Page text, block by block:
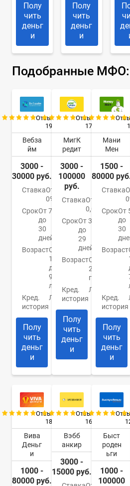
Полу
чить
деньг
и
Полу
чить
деньг
и
Подобранные МФО:
Отзывы:
19
Вебза
йм
3000 -
30000 руб.
СтавкаОт
0%
СрокОт 7
до
30
дней
ВозрастОт
18
до
90
лет
Кред.
история
Любая
Полу
чить
деньг
и
Отзывы:
17
МигК
редит
3000 -
100000
руб.
СтавкаОт
0,08%
СрокОт 3
до
29
дней
ВозрастОт
21
года
Кред.
история
Любая
Полу
чить
деньг
и
1
Мани
Мен
1500 -
80000
Ставка
СрокОт
до
30
Возраст
Кред.
история
Полу
чить
деньг
и
Отзывы:
18
Вива
Деньг
и
1000 -
80000 руб.
Отзывы:
16
Вэбб
анкир
3000 -
15000 руб.
Быст
роден
ьги
1000 -
100000